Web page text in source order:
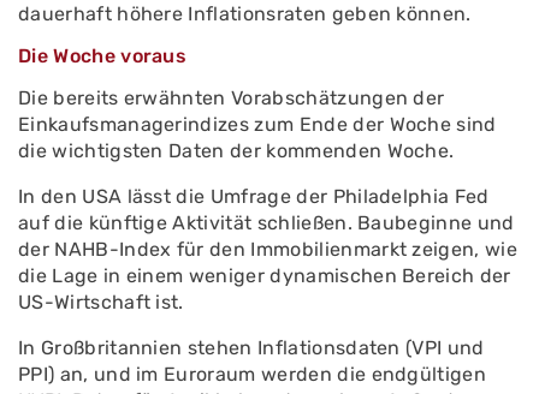
dauerhaft höhere Inflationsraten geben können.
Die Woche voraus
Die bereits erwähnten Vorabschätzungen der
Einkaufsmanagerindizes zum Ende der Woche sind
die wichtigsten Daten der kommenden Woche.
In den USA lässt die Umfrage der Philadelphia Fed
auf die künftige Aktivität schließen. Baubeginne und
der NAHB-Index für den Immobilienmarkt zeigen, wie
die Lage in einem weniger dynamischen Bereich der
US-Wirtschaft ist.
In Großbritannien stehen Inflationsdaten (VPI und
PPI) an, und im Euroraum werden die endgültigen